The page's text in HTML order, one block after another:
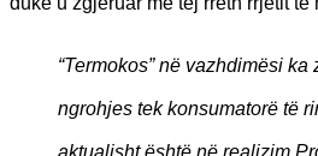
“Termokos” në vazhdimësi
ngrohjes tek konsumatorë të
aktualisht është në realizim